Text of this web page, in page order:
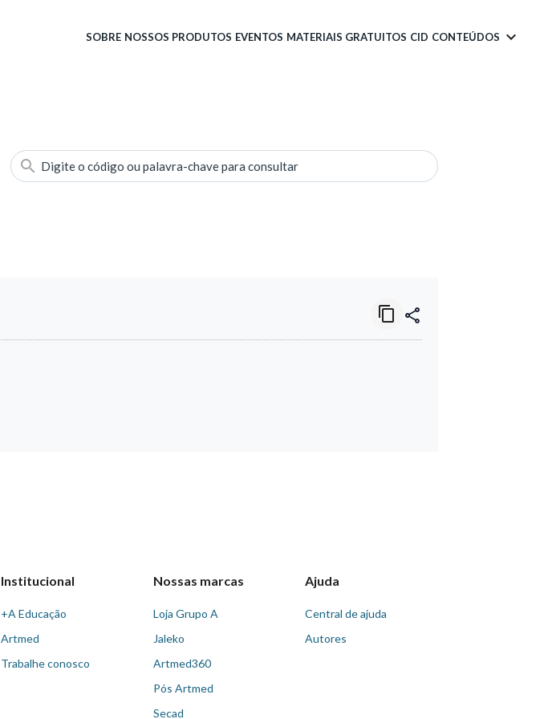
SOBRE NOSSOS PRODUTOS EVENTOS MATERIAIS GRATUITOS CID CONTEÚDOS
Digite o código ou palavra-chave para consultar
Institucional
+A Educação
Artmed
Trabalhe conosco
Nossas marcas
Loja Grupo A
Jaleko
Artmed360
Pós Artmed
Secad
Ajuda
Central de ajuda
Autores